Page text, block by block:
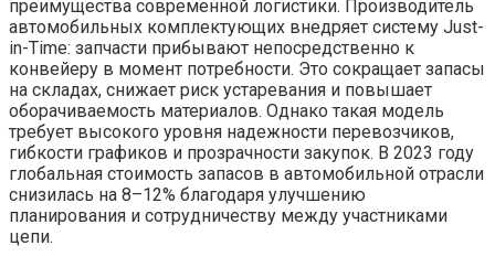
преимущества современной логистики. Производитель
автомобильных комплектующих внедряет систему Just-
in-Time: запчасти прибывают непосредственно к
конвейеру в момент потребности. Это сокращает запасы
на складах, снижает риск устаревания и повышает
оборачиваемость материалов. Однако такая модель
требует высокого уровня надежности перевозчиков,
гибкости графиков и прозрачности закупок. В 2023 году
глобальная стоимость запасов в автомобильной отрасли
снизилась на 8–12% благодаря улучшению
планирования и сотрудничеству между участниками
цепи.